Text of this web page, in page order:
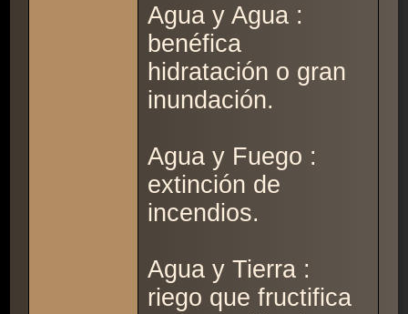
Agua y Agua :
benéfica
hidratación o gran
inundación.
Agua y Fuego :
extinción de
incendios.
Agua y Tierra :
riego que fructifica